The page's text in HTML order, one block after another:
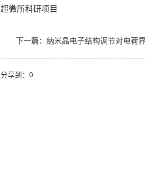
超微所科研项目
下一篇： 纳米晶电子结构调节对电荷
分享到： 0